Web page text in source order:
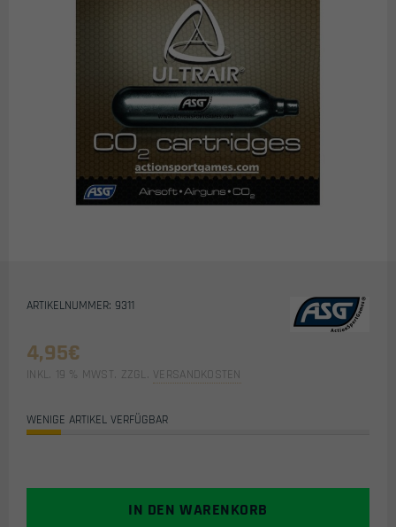
ARTIKELNUMMER: 9311
4,95€
INKL. 19 % MWST. ZZGL. VERSANDKOSTEN
WENIGE ARTIKEL VERFÜGBAR
IN DEN WARENKORB